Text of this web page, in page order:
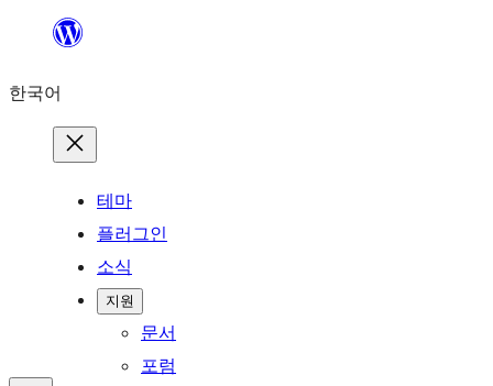
츠
한국어
테마
플러그인
소식
지원
문서
포럼